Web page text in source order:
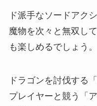
ド派手なソードアク
魔物を次々と無双し
も楽しめるでしょう。
ドラゴンを討伐する
プレイヤーと競う「